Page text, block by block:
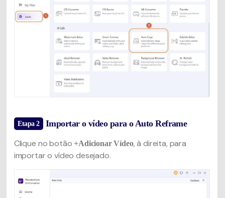
Etapa 2 Importar o vídeo para o Auto Reframe
Clique no botão +Adicionar Vídeo, à direita, para
importar o vídeo desejado.